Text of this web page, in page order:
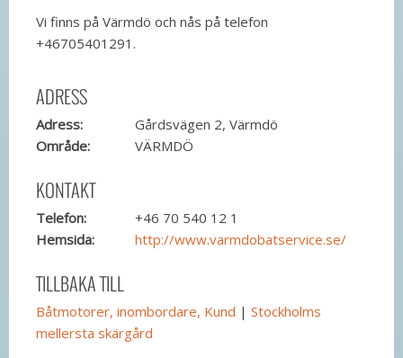
Vi finns på Värmdö och nås på telefon
+46705401291.
ADRESS
Adress:
Gårdsvägen 2, Värmdö
Område:
VÄRMDÖ
KONTAKT
Telefon:
+46 70 540 12 1
Hemsida:
http://www.varmdobatservice.se/
TILLBAKA TILL
Båtmotorer, inombordare, Kund | Stockholms
mellersta skärgård